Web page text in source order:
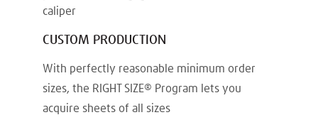
caliper
CUSTOM PRODUCTION
With perfectly reasonable minimum order
sizes, the RIGHT SIZE® Program lets you
acquire sheets of all sizes